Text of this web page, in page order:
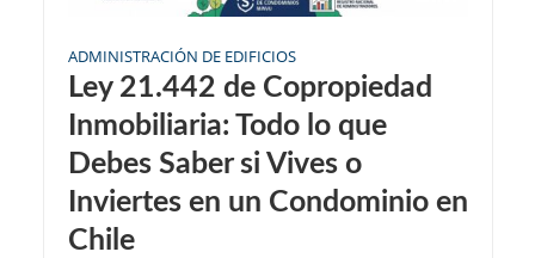
ADMINISTRACIÓN DE EDIFICIOS
Ley 21.442 de Copropiedad
Inmobiliaria: Todo lo que
Debes Saber si Vives o
Inviertes en un Condominio en
Chile